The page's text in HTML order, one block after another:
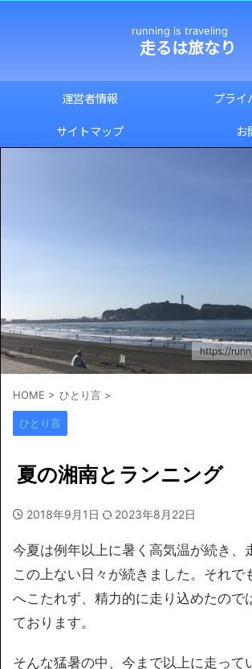
running is traveling
走るは旅なり
運営者情報
プライ
サイトマップ
お
https://
HOME > ひとり言 >
ひとり言
夏の湘南とランニング
2018年9月1日 2023年8月22日
今夏は例年以上に暑く高気温が続き、
この上ない日々が続きました。それで
へこたれず、精力的に走り込めたので
ております。
そんな猛暑の中、今まで以上に走って